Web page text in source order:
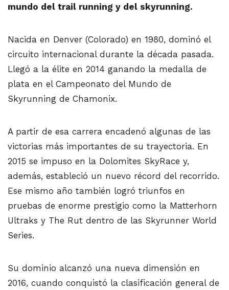
mundo del trail running y del skyrunning.
Nacida en Denver (Colorado) en 1980, dominó el
circuito internacional durante la década pasada.
Llegó a la élite en 2014 ganando la medalla de
plata en el Campeonato del Mundo de
Skyrunning de Chamonix.
A partir de esa carrera encadenó algunas de las
victorias más importantes de su trayectoria. En
2015 se impuso en la Dolomites SkyRace y,
además, estableció un nuevo récord del recorrido.
Ese mismo año también logró triunfos en
pruebas de enorme prestigio como la Matterhorn
Ultraks y The Rut dentro de las Skyrunner World
Series.
Su dominio alcanzó una nueva dimensión en
2016, cuando conquistó la clasificación general de